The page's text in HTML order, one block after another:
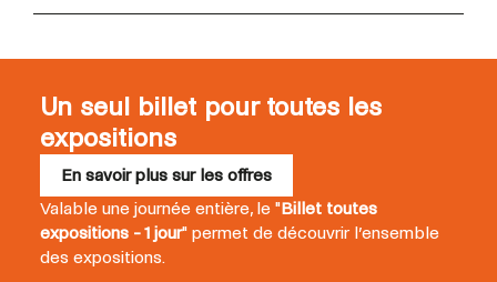
Un seul billet pour toutes les
expositions
En savoir plus sur les offres
Valable une journée entière, le "Billet toutes
expositions - 1 jour" permet de découvrir l’ensemble
des expositions.